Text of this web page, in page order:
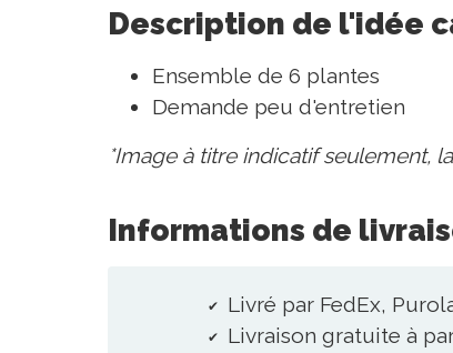
Description de l'idée
Ensemble de 6 plantes
Demande peu d'entretien
*Image à titre indicatif seulement,
Informations de
Livré par FedEx,
Livraison gratuite à